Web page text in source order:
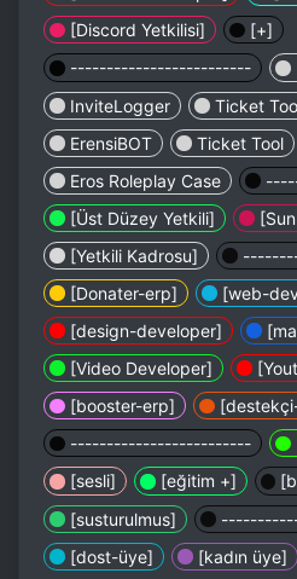
[Discord Yetkilisi]
[+]
-------------------------
InviteLogger
Ticket
ErensiBOT
Ticket Tool
Eros Roleplay Case
[Üst Düzey Yetkili]
[Yetkili Kadrosu]
[Donater-erp]
[web-
[design-developer]
[Video Developer]
[booster-erp]
-------------------------
[sesli]
[eğitim +]
[susturulmus]
[dost-üye]
[kadın üye]